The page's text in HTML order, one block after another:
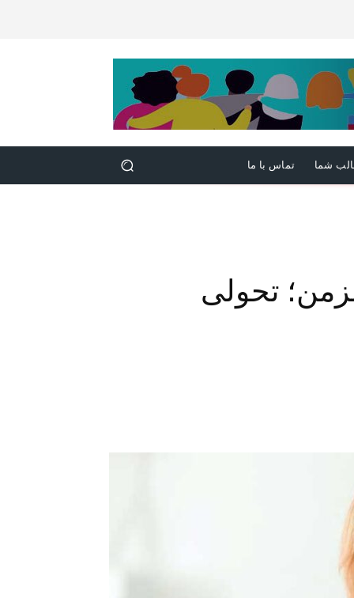
شما تماس با ما
تحولی